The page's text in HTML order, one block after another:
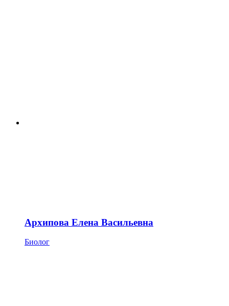
Архипова Елена Васильевна
Биолог